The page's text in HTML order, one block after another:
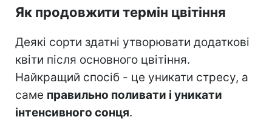
Як продовжити термін цвітіння
Деякі сорти здатні утворювати додаткові
квіти після основного цвітіння.
Найкращий спосіб - це уникати стресу, а
саме правильно поливати і уникати
інтенсивного сонця.